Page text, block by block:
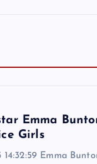
Emma
Girls
14:32:59 Emma